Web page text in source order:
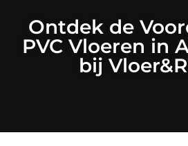
Ontdek de
PVC Vloeren in
bij